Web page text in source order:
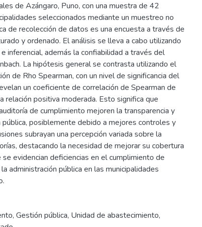
de Azángaro, Puno, con una muestra de 42
seleccionados mediante un muestreo no
de recolección de datos es una encuesta a través de
y ordenado. El análisis se lleva a cabo utilizando
inferencial, además la confiabilidad a través del
La hipótesis general se contrasta utilizando el
de Rho Spearman, con un nivel de significancia del
un coeficiente de correlación de Spearman de
relación positiva moderada. Esto significa que
de cumplimiento mejoren la transparencia y
posiblemente debido a mejores controles y
subrayan una percepción variada sobre la
destacando la necesidad de mejorar su cobertura
evidencian deficiencias en el cumplimiento de
administración pública en las municipalidades
, Gestión pública, Unidad de abastecimiento,